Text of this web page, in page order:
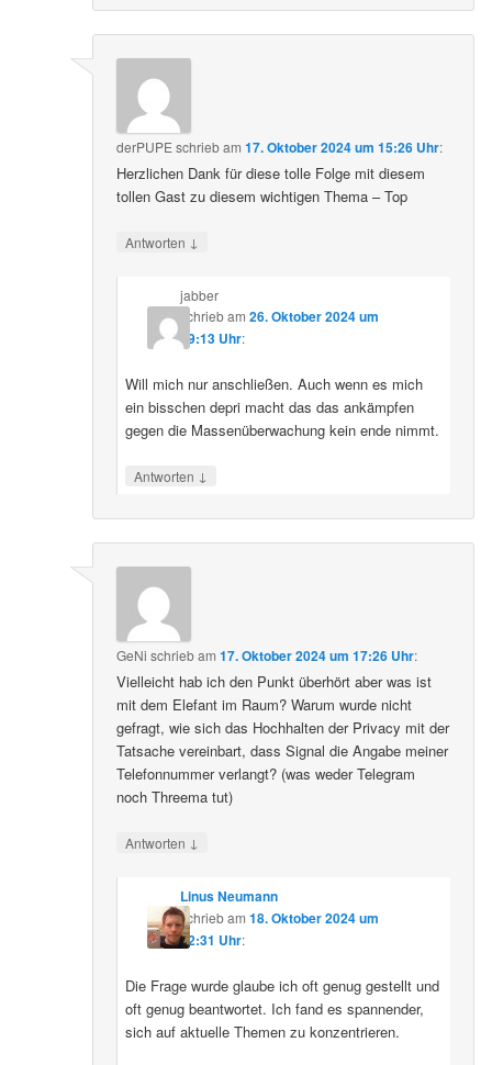
derPUPE schriebam17. Oktober 2024 um 15:26 Uhr:
Herzlichen Dank für diese tolle Folge mit diesem
tollen Gast zu diesem wichtigen Thema – Top
Antworten ↓
jabber
schriebam 26. Oktober 2024 um
09:13 Uhr:
Will mich nur anschließen. Auch wenn es mich
ein bisschen depri macht das das ankämpfen
gegen die Massenüberwachung kein ende nimmt.
Antworten ↓
GeNi schriebam17. Oktober 2024 um 17:26 Uhr:
Vielleicht hab ich den Punkt überhört aber was ist
mit dem Elefant im Raum? Warum wurde nicht
gefragt, wie sich das Hochhalten der Privacy mit der
Tatsache vereinbart, dass Signal die Angabe meiner
Telefonnummer verlangt? (was weder Telegram
noch Threema tut)
Antworten ↓
Linus Neumann
schriebam 18. Oktober 2024 um
12:31 Uhr:
Die Frage wurde glaube ich oft genug gestellt und
oft genug beantwortet. Ich fand es spannender,
sich auf aktuelle Themen zu konzentrieren.